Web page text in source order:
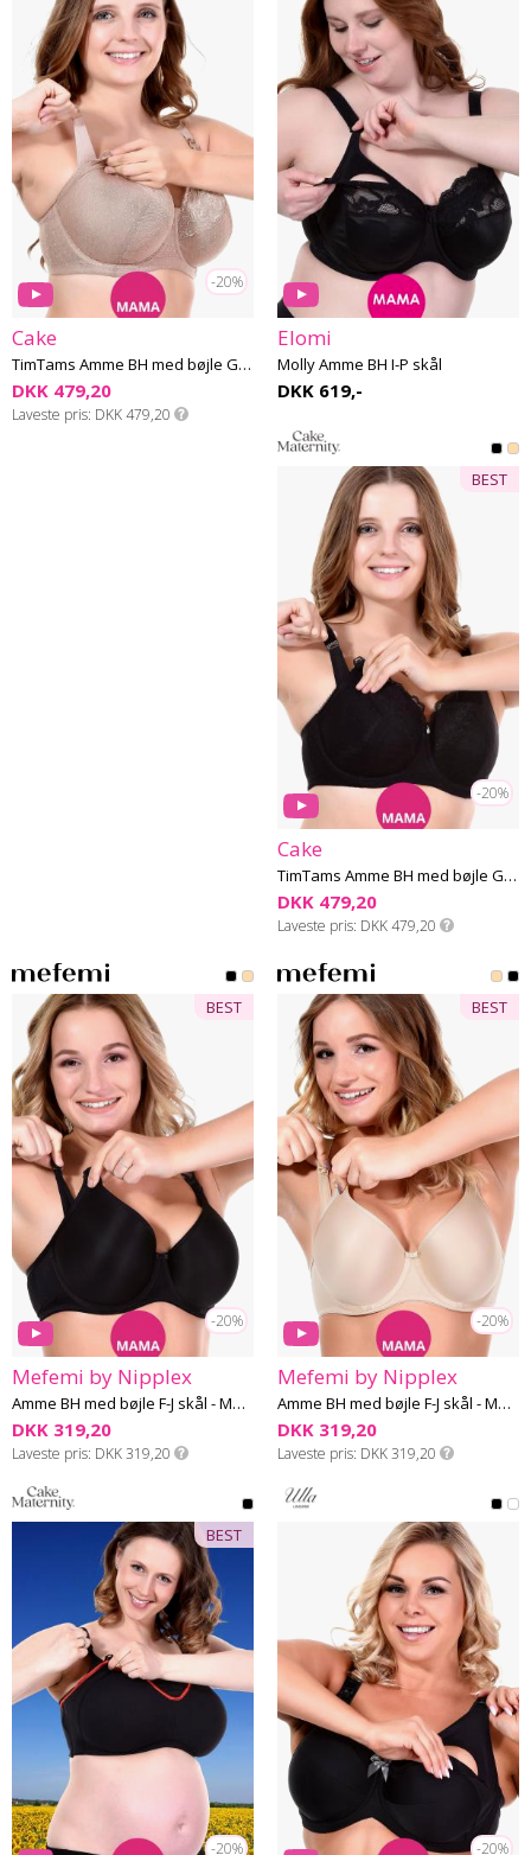
-20%
Cake
TimTams Amme BH med bøjle G-L skål
DKK 479,20
Laveste pris DKK 479,20
Elomi
Molly Amme BH I-P skål
DKK 619,-
-20%
BEST
Cake
TimTams Amme BH med bøjle G-L skål
DKK 479,20
Laveste pris DKK 479,20
-20%
BEST
Mefemi by Nipplex
Amme BH med bøjle F-J skål - Mefemi Mama
DKK 319,20
Laveste pris DKK 319,20
-20%
BEST
Mefemi by Nipplex
Amme BH med bøjle F-J skål - Mefemi Mama
DKK 319,20
Laveste pris DKK 319,20
-20%
BEST
-20%